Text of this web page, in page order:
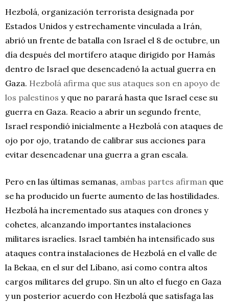
Hezbolá, organización terrorista designada por
Estados Unidos y estrechamente vinculada a Irán,
abrió un frente de batalla con Israel el 8 de octubre, un
día después del mortífero ataque dirigido por Hamás
dentro de Israel que desencadenó la actual guerra en
Gaza. Hezbolá afirma que sus ataques son en apoyo de
los palestinos y que no parará hasta que Israel cese su
guerra en Gaza. Reacio a abrir un segundo frente,
Israel respondió inicialmente a Hezbolá con ataques de
ojo por ojo, tratando de calibrar sus acciones para
evitar desencadenar una guerra a gran escala.
Pero en las últimas semanas, ambas partes afirman que
se ha producido un fuerte aumento de las hostilidades.
Hezbolá ha incrementado sus ataques con drones y
cohetes, alcanzando importantes instalaciones
militares israelíes. Israel también ha intensificado sus
ataques contra instalaciones de Hezbolá en el valle de
la Bekaa, en el sur del Líbano, así como contra altos
cargos militares del grupo. Sin un alto el fuego en Gaza
y un posterior acuerdo con Hezbolá que satisfaga las